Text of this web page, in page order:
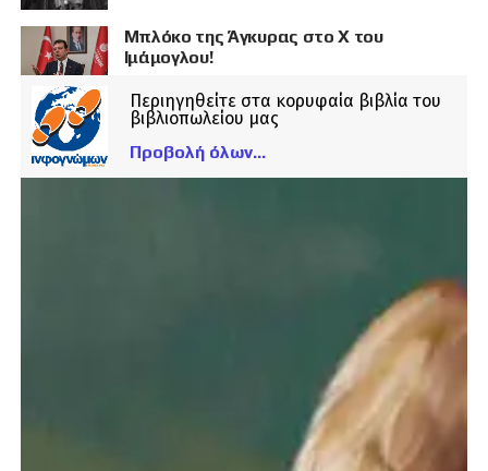
Μπλόκο της Άγκυρας στο X του
Ιμάμογλου!
Περιηγηθείτε στα κορυφαία βιβλία του
βιβλιοπωλείου μας
Προβολή όλων